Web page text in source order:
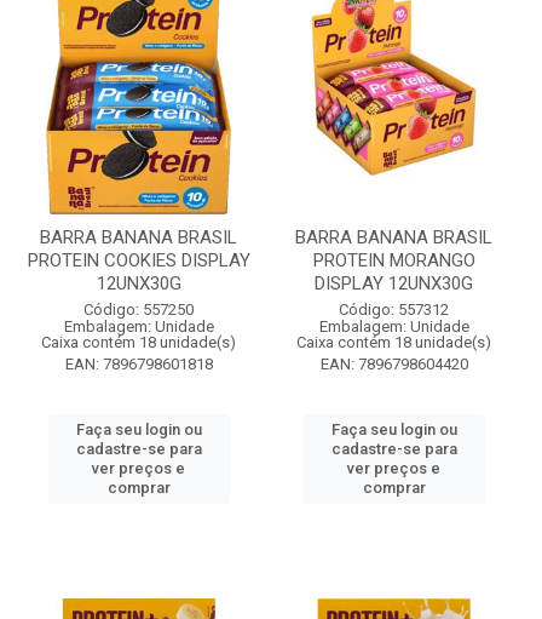
BARRA BANANA BRASIL
PROTEIN COOKIES DISPLAY
12UNX30G
Código: 557250
Embalagem: Unidade
Caixa contém 18 unidade(s)
EAN: 7896798601818
Faça seu login ou
cadastre-se para
ver preços e
comprar
BARRA BANANA BRASIL
PROTEIN MORANGO
DISPLAY 12UNX30G
Código: 557312
Embalagem: Unidade
Caixa contém 18 unidade(s)
EAN: 7896798604420
Faça seu login ou
cadastre-se para
ver preços e
comprar